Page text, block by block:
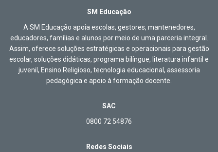
SM Educação
A SM Educação apoia escolas, gestores, mantenedores,
educadores, famílias e alunos por meio de uma parceria integral.
Assim, oferece soluções estratégicas e operacionais para gestão
escolar, soluções didáticas, programa bilíngue, literatura infantil e
juvenil, Ensino Religioso, tecnologia educacional, assessoria
pedagógica e apoio à formação docente.
SAC
0800 72 54876
Redes Sociais